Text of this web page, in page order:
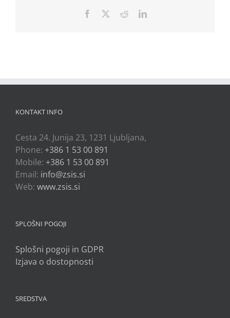
Facebook RedditLinkedIn
KONTAKT INFO
Cesta 24. Junija 23, 1231 Ljubljana,
Phone: +386 1 53 00 891
Mobile: +386 1 53 00 891
Email: info@zsis.si
Web: www.zsis.si
SPLOŠNI POGOJI
Splošni pogoji in GDPR
Izjava o dostopnosti
SREDSTVA